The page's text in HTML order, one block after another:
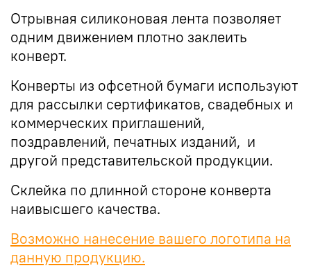
Отрывная силиконовая лента позволяет
одним движением плотно заклеить
конверт.
Конверты из офсетной бумаги используют
для рассылки сертификатов, свадебных и
коммерческих приглашений,
поздравлений, печатных изданий, и
другой представительской продукции.
Склейка по длинной стороне конверта
наивысшего качества.
Возможно нанесение вашего логотипа на
данную продукцию.